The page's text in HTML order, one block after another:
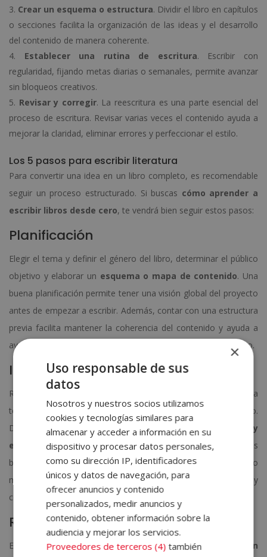
Crear un esquema o estructura. Dividir el libro en capítulos
o secciones facilita la organización de las ideas y el desarrollo
del contenido de manera coherente.
Establecer una rutina de escritura. Escribir con
regularidad, fijando metas diarias o semanales, permite avanzar
sin bloqueos creativos.
Revisar y corregir. La reescritura es una parte esencial del
proceso de escritura. Revisar varias veces el contenido ayuda a
mejorar la claridad, eliminar errores y perfeccionar el estilo.
Los 5 pasos para escribir literatura
Para convertir una idea en un libro completo, es recomendable
seguir un proceso estructurado. Si buscas cómo aprender a
escribir libros desde cero, te vendrá bien seguir estos pasos:
Planificación
Elegir el tema y definir el género del libro, determinar el público
objetivo y elaborar un esquema o mapa de contenido. Una
buena planificación permite tener una visión global del proyecto
antes de empezar a escribir. Además, contar con una estructura
previa facilita mantener la coherencia del contenido y ayuda a
avanzar con mayor seguridad durante todo el proceso creativo.
Investigación
Recolectar información relevante, leer libros relacionados con la
temática y tomar notas para sustentar el contenido.
Documentarse correctamenteaporta credibilidad y
enriquece el resultado final, especialmente en obras
basadas en hechos reales o conocimientos específicos. Cuanto
mayor sea el trabajo de investigación previo, más sólido y
convincente será el libro.
Redacción
Establecer un ritmo de escritura constante,
escribir sin
×
Uso responsable de sus
datos
Nosotros y nuestros socios utilizamos
cookies y tecnologías similares para
almacenar y acceder a información en su
dispositivo y procesar datos personales,
como su dirección IP, identificadores
únicos y datos de navegación, para
ofrecer anuncios y contenido
personalizados, medir anuncios y
contenido, obtener información sobre la
audiencia y mejorar los servicios.
Proveedores de terceros (4) también